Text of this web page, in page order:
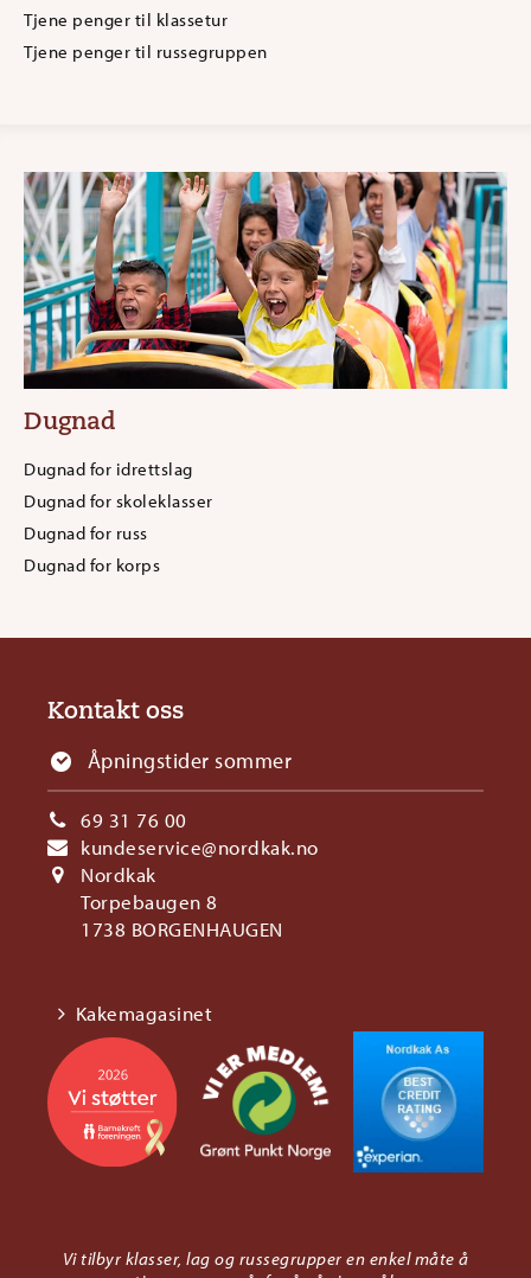
Tjene penger til klassetur
Tjene penger til russegruppen
Dugnad
Dugnad for idrettslag
Dugnad for skoleklasser
Dugnad for russ
Dugnad for korps
Kontakt oss
Åpningstider sommer
Kakemagasinet
69 31 76 00
kundeservice@nordkak.no
Nordkak
Torpebaugen 8
1738 BORGENHAUGEN
Vi tilbyr klasser, lag og russegrupper en enkel måte å